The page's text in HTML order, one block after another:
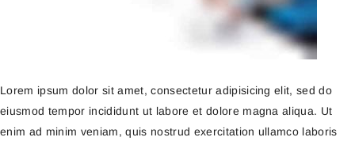
Lorem ipsum dolor sit amet, consectetur adipisicing elit, sed do
eiusmod tempor incididunt ut labore et dolore magna aliqua. Ut
enim ad minim veniam, quis nostrud exercitation ullamco laboris